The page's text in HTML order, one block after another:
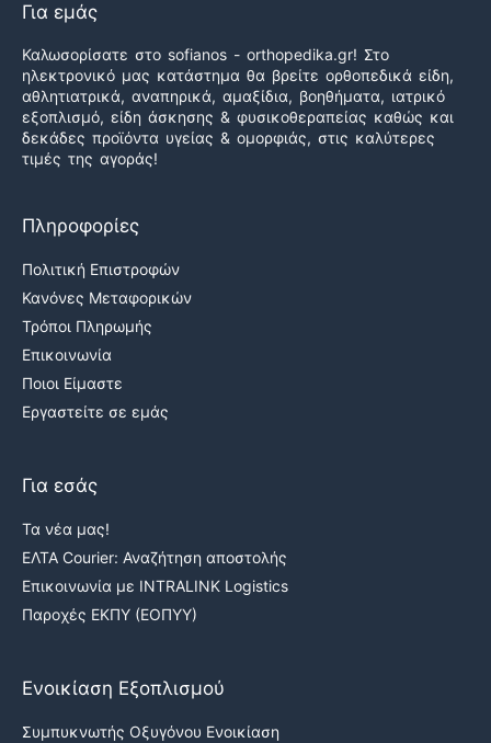
Για εμάς
Καλωσορίσατε στο sofianos - orthopedika.gr! Στο
ηλεκτρονικό μας κατάστημα θα βρείτε ορθοπεδικά είδη,
αθλητιατρικά, αναπηρικά, αμαξίδια, βοηθήματα, ιατρικό
εξοπλισμό, είδη άσκησης & φυσικοθεραπείας καθώς και
δεκάδες προϊόντα υγείας & ομορφιάς, στις καλύτερες
τιμές της αγοράς!
Πληροφορίες
Πολιτική Επιστροφών
Κανόνες Μεταφορικών
Τρόποι Πληρωμής
Επικοινωνία
Ποιοι Είμαστε
Εργαστείτε σε εμάς
Για εσάς
Τα νέα μας!
ΕΛΤΑ Courier: Αναζήτηση αποστολής
Επικοινωνία με INTRALINK Logistics
Παροχές ΕΚΠΥ (ΕΟΠΥΥ)
Ενοικίαση Εξοπλισμού
Συμπυκνωτής Οξυγόνου Ενοικίαση